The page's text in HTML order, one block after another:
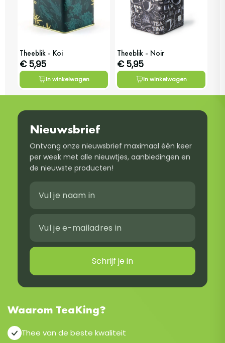
Theeblik - Koi
€ 5,95
In winkelwagen
Theeblik - Noir
€ 5,95
In winkelwagen
Nieuwsbrief
Ontvang onze nieuwsbrief maximaal één keer
per week met alle nieuwtjes, aanbiedingen en
de nieuwste producten!
Schrijf je in
Waarom TeaKing?
Thee van de beste kwaliteit